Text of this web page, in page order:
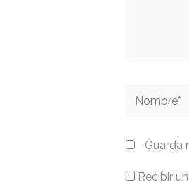
Nombre*
Guarda
Recibir